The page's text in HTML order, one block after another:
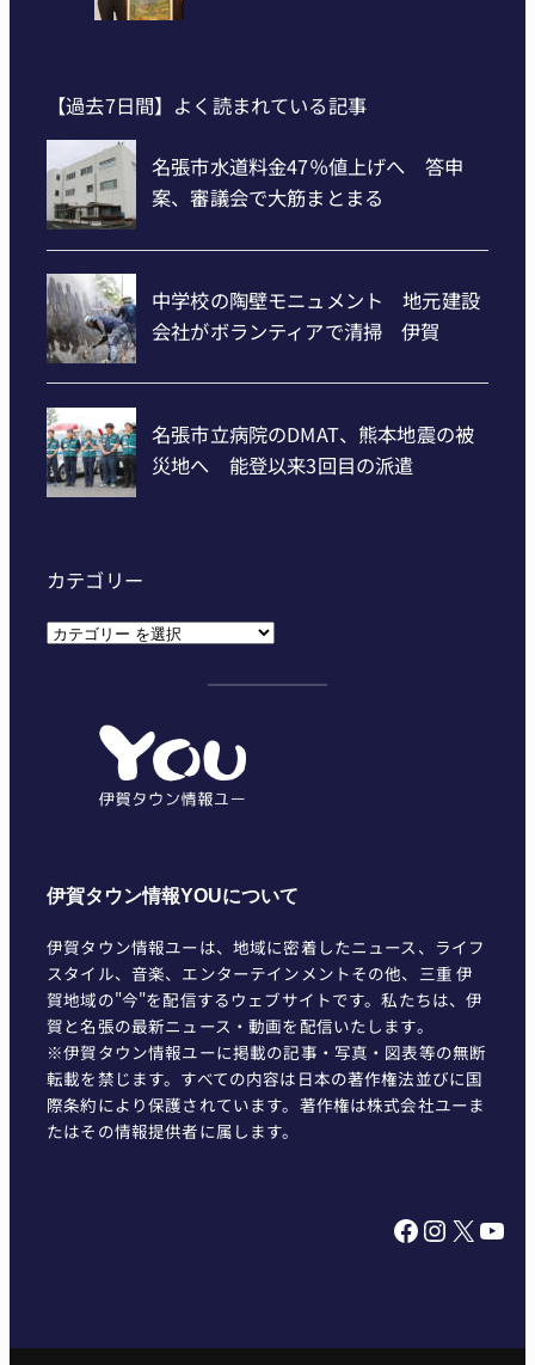
【過去7日間】よく読まれている記事
カテゴリー
カ
伊賀タウン情報YOUについて
伊賀タウン情報ユーは、地域に密着したニュース、ライフ
スタイル、音楽、エンターテインメントその他、三重 伊
賀地域の"今"を配信するウェブサイトです。私たちは、伊
賀と名張の最新ニュース・動画を配信いたします。
※伊賀タウン情報ユーに掲載の記事・写真・図表等の無断
転載を禁じます。すべての内容は日本の著作権法並びに国
際条約により保護されています。著作権は株式会社ユーま
たはその情報提供者に属します。
Facebook InstagramX YouTube